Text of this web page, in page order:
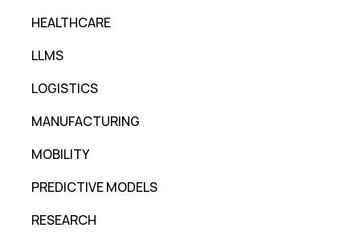
HEALTHCARE
LLMS
LOGISTICS
MANUFACTURING
MOBILITY
PREDICTIVE MODELS
RESEARCH